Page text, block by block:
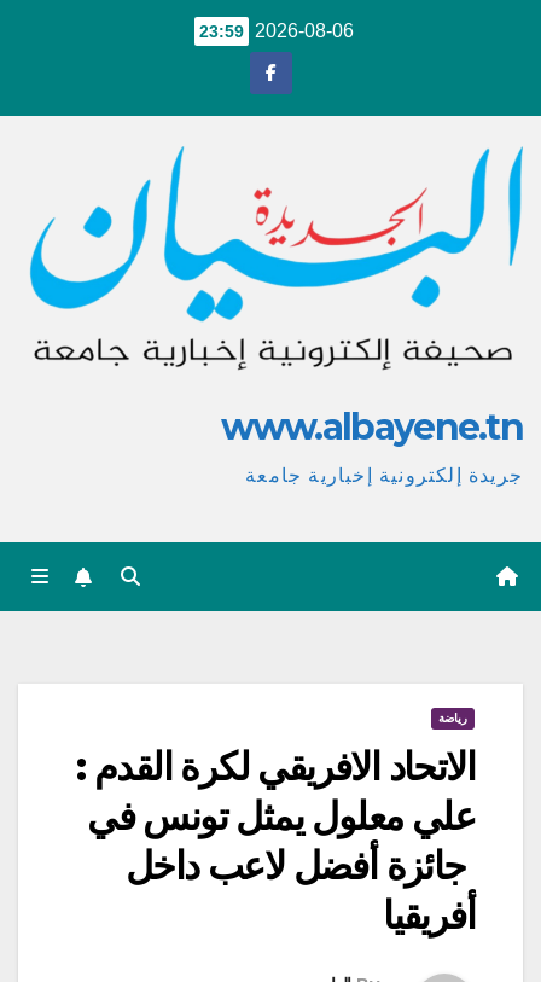
2026-08-06
23:59
www.albayene.tn
جريدة إلكترونية إخبارية جامعة
رياضة
الاتحاد الافريقي لكرة القدم :
علي معلول يمثل تونس في
جائزة أفضل لاعب داخل
أفريقيا